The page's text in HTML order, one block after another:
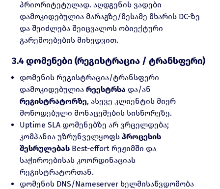
პრიორიტეტულად. აღდგენის ვადები
დამოკიდებულია მარაგზე/მესამე მხარის DC-ზე
და შეიძლება შეიცვალოს ობიექტური
გარემოებების მიხედვით.
3.4 დომენები (რეგისტრაცია / ტრანსფერი)
დომენის რეგისტრაცია/ტრანსფერი
დამოკიდებულია რეესტრსა და/ან
რეგისტრატორზე, ასევე კლიენტის მიერ
მოწოდებული მონაცემების სისწორეზე.
Uptime SLA დომენებზე არ ვრცელდება;
კომპანია უზრუნველყოფს პროცესის
შესრულებას Best-effort რეჟიმში და
საჭიროებისას კოორდინაციას
რეგისტრატორთან.
დომენის DNS/Nameserver ხელმისაწვდომობა